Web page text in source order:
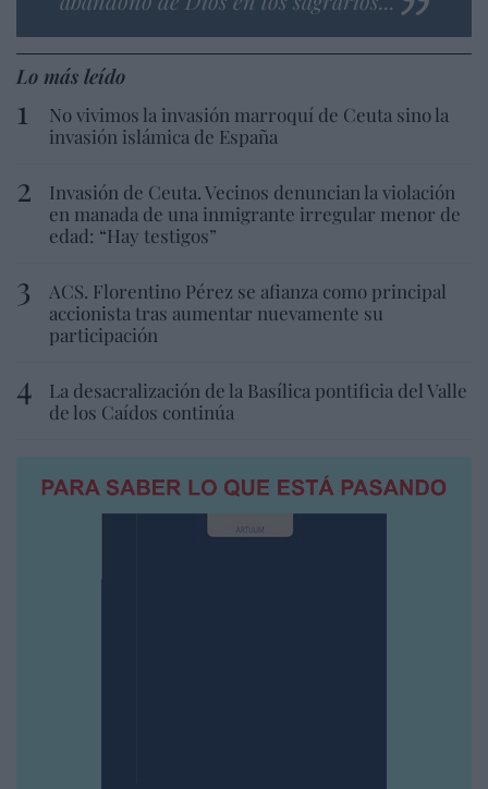
Lo más leído
No vivimos la invasión marroquí de Ceuta sino la
invasión islámica de España
Invasión de Ceuta. Vecinos denuncian la violación
en manada de una inmigrante irregular menor de
edad: “Hay testigos”
ACS. Florentino Pérez se afianza como principal
accionista tras aumentar nuevamente su
participación
La desacralización de la Basílica pontificia del Valle
de los Caídos continúa